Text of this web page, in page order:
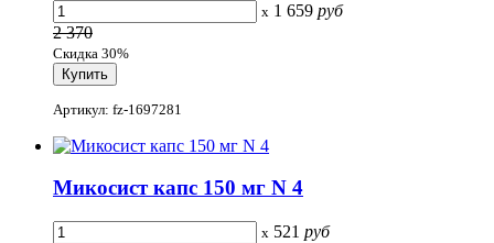
x 1 659 руб
2 370
Скидка 30%
Артикул: fz-1697281
Микосист капс 150 мг N 4
x 521 руб